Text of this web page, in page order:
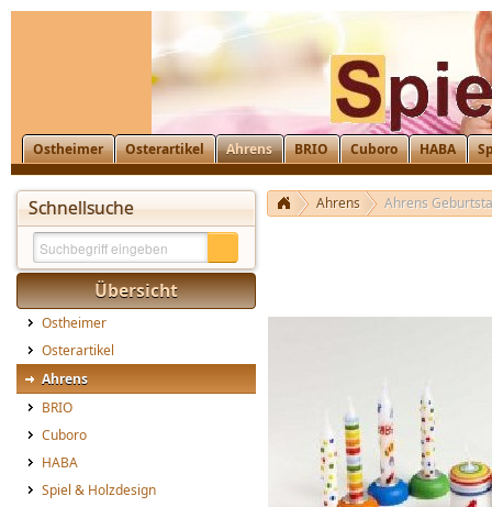
Ostheimer Osterartikel Ahrens BRIO Cuboro HABA
Schnellsuche
Übersicht
Ostheimer
Osterartikel
Ahrens
BRIO
Cuboro
HABA
Spiel & Holzdesign
Ahrens Ahrens